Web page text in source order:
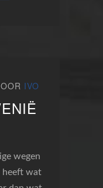
IVO
wegen
heeft wat